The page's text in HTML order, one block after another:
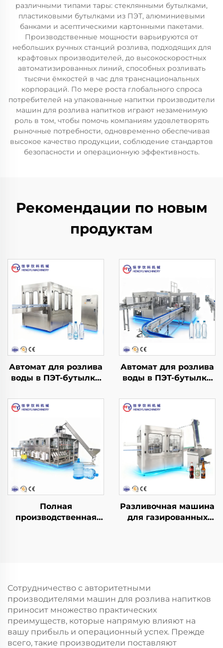
различными типами тары: стеклянными бутылками,
пластиковыми бутылками из ПЭТ, алюминиевыми
банками и асептическими картонными пакетами.
Производственные мощности варьируются от
небольших ручных станций розлива, подходящих для
крафтовых производителей, до высокоскоростных
автоматизированных линий, способных розливать
тысячи ёмкостей в час для транснациональных
корпораций. По мере роста глобального спроса
потребителей на упакованные напитки производители
машин для розлива напитков играют незаменимую
роль в том, чтобы помочь компаниям удовлетворять
рыночные потребности, одновременно обеспечивая
высокое качество продукции, соблюдение стандартов
безопасности и операционную эффективность.
Рекомендации по новым
продуктам
Автомат для розлива
воды в ПЭТ-бутылки
Автомат для розлива
воды в ПЭТ-бутылки
Полная
производственная
Разливочная машина
для газированных
Сотрудничество с авторитетными
производителями машин для розлива напитков
приносит множество практических
преимуществ, которые напрямую влияют на
вашу прибыль и операционный успех. Прежде
всего, такие производители поставляют